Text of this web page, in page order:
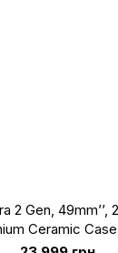
2 Gen, 49mm’’,
Ceramic